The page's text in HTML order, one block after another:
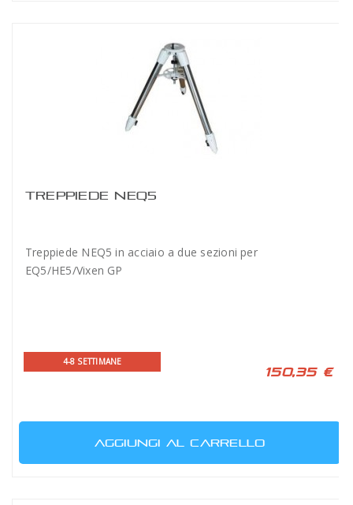
TREPPIEDE NEQ5
Treppiede NEQ5 in acciaio a due sezioni per
EQ5/HE5/Vixen GP
4-8 SETTIMANE
150,35 €
AGGIUNGI AL CARRELLO